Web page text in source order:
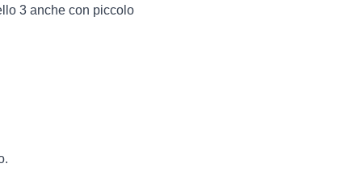
3 anche con piccolo